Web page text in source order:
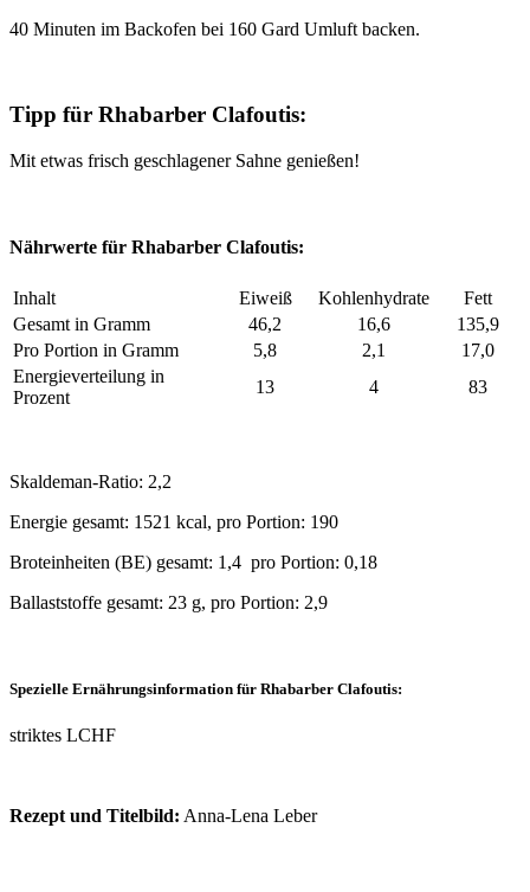
40 Minuten im Backofen bei 160 Gard Umluft backen.
Tipp für Rhabarber Clafoutis:
Mit etwas frisch geschlagener Sahne genießen!
Nährwerte für Rhabarber Clafoutis:
Inhalt Eiweiß Kohlenhydrate
Fett
Gesamt in Gramm
46,2 16,6
135,9
Pro Portion in Gramm
5,8 2,1
17,0
Energieverteilung in
Prozent
13 4 83
Skaldeman-Ratio: 2,2
Energie gesamt: 1521 kcal, pro Portion: 190
Broteinheiten (BE) gesamt: 1,4 pro Portion: 0,18
Ballaststoffe gesamt: 23 g, pro Portion: 2,9
Spezielle Ernährungsinformation für Rhabarber Clafoutis:
striktes LCHF
Rezept und Titelbild: Anna-Lena Leber